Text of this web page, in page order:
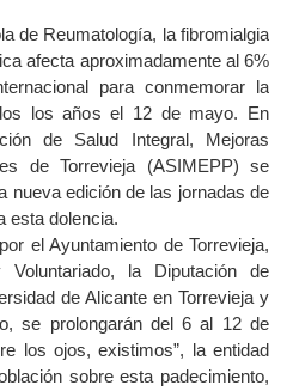
de Reumatología, la fibromialgia
afecta aproximadamente al 6%
para conmemorar la
los años el 12 de mayo. En
de Salud Integral, Mejoras
de Torrevieja (ASIMEPP) se
nueva edición de las jornadas de
esta dolencia.
el Ayuntamiento de Torrevieja,
la Diputación de
de Alicante en Torrevieja y
se prolongarán del 6 al 12 de
los ojos, existimos”, la entidad
sobre esta padecimiento,